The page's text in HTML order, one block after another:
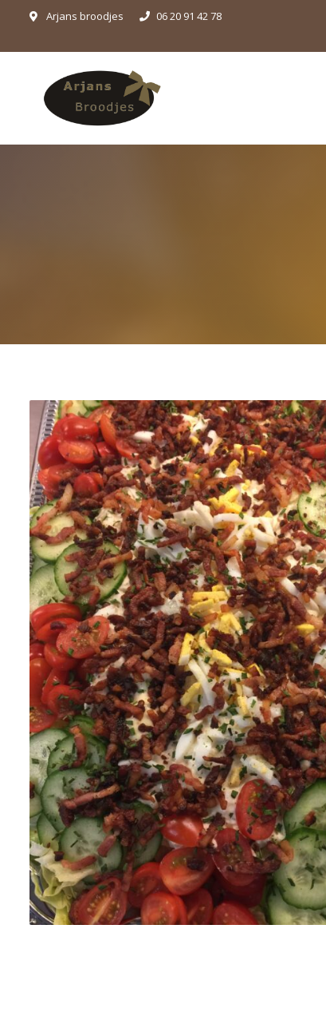
Arjans broodjes 06 20 91 42 78